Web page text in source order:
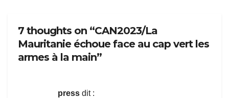
7 thoughts on “CAN2023/La
Mauritanie échoue face au cap vert les
armes à la main”
press dit :